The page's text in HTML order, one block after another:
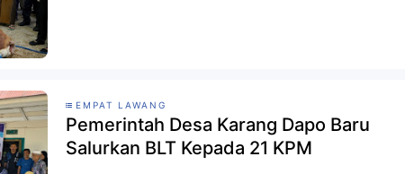
EMPAT LAWANG
Pemerintah Desa Karang Dapo Baru
Salurkan BLT Kepada 21 KPM